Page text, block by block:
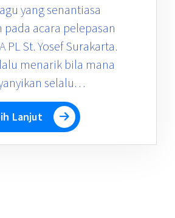
yang senantiasa
pada acara pelepasan
PL St. Yosef Surakarta.
menarik bila mana
selalu…
Lanjut